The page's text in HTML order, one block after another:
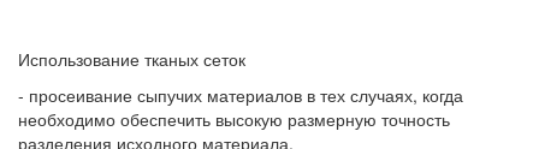
Использование тканых сеток
- просеивание сыпучих материалов в тех случаях, когда
необходимо обеспечить высокую размерную точность
разделения исходного материала.